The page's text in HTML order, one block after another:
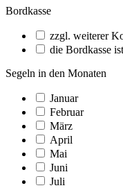
Bordkasse
zzgl. weiterer
die Bordkasse
Segeln in den Monaten
Januar
Februar
März
April
Mai
Juni
Juli